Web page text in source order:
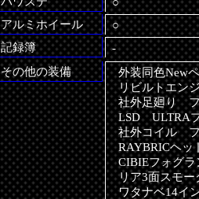
アルミホイール
○
記録簿
-
その他の装備
外装同色New
リビルトエン
社外足廻り
LSD
ULTRA
社外コイル
RAYBRICヘッ
CIBIEフォグラ
リア3面スモー
ワタナベ14イ